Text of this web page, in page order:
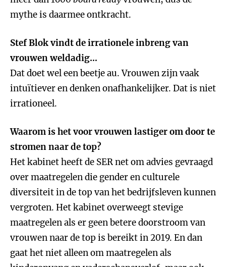
mythe is daarmee ontkracht.
Stef Blok vindt de irrationele inbreng van
vrouwen weldadig…
Dat doet wel een beetje au. Vrouwen zijn vaak
intuïtiever en denken onafhankelijker. Dat is niet
irrationeel.
Waarom is het voor vrouwen lastiger om door te
stromen naar de top?
Het kabinet heeft de SER net om advies gevraagd
over maatregelen die gender en culturele
diversiteit in de top van het bedrijfsleven kunnen
vergroten. Het kabinet overweegt stevige
maatregelen als er geen betere doorstroom van
vrouwen naar de top is bereikt in 2019. En dan
gaat het niet alleen om maatregelen als